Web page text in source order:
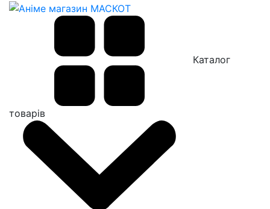
Каталог
товарів